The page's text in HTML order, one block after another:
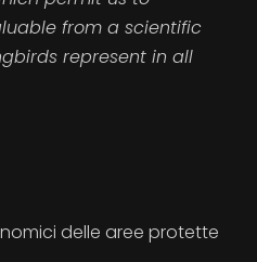
from a scientific
represent in all
delle aree protette